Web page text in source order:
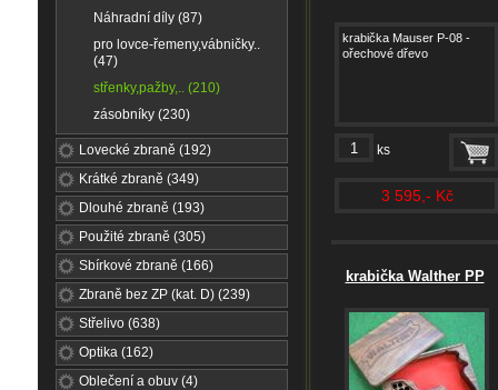
Náhradní díly (87)
pro lovce-řemeny,vábničky..
(47)
střenky,pažby,.. (210)
zásobníky (230)
Lovecké zbraně (192)
Krátké zbraně (349)
Dlouhé zbraně (193)
Použité zbraně (305)
Sbírkové zbraně (166)
Zbraně bez ZP (kat. D) (239)
Střelivo (638)
Optika (162)
Oblečení a obuv (4)
krabička Mauser P-08 -
ořechové dřevo
ks
3 595,- Kč
krabička Walther PP